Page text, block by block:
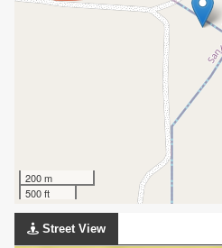
200 m
500 ft
Street View